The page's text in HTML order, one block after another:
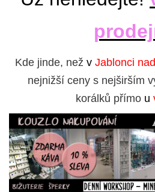
Kde jinde, než v Jablonci
nejnižší ceny s nejširším
korálků přímo u